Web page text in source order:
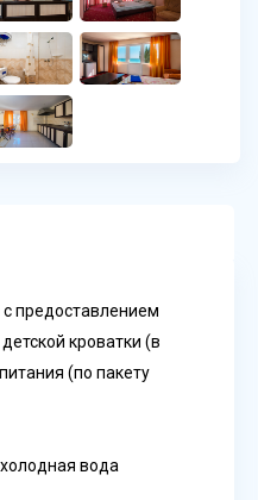
предоставлением
кроватки (в
(по пакету
вода